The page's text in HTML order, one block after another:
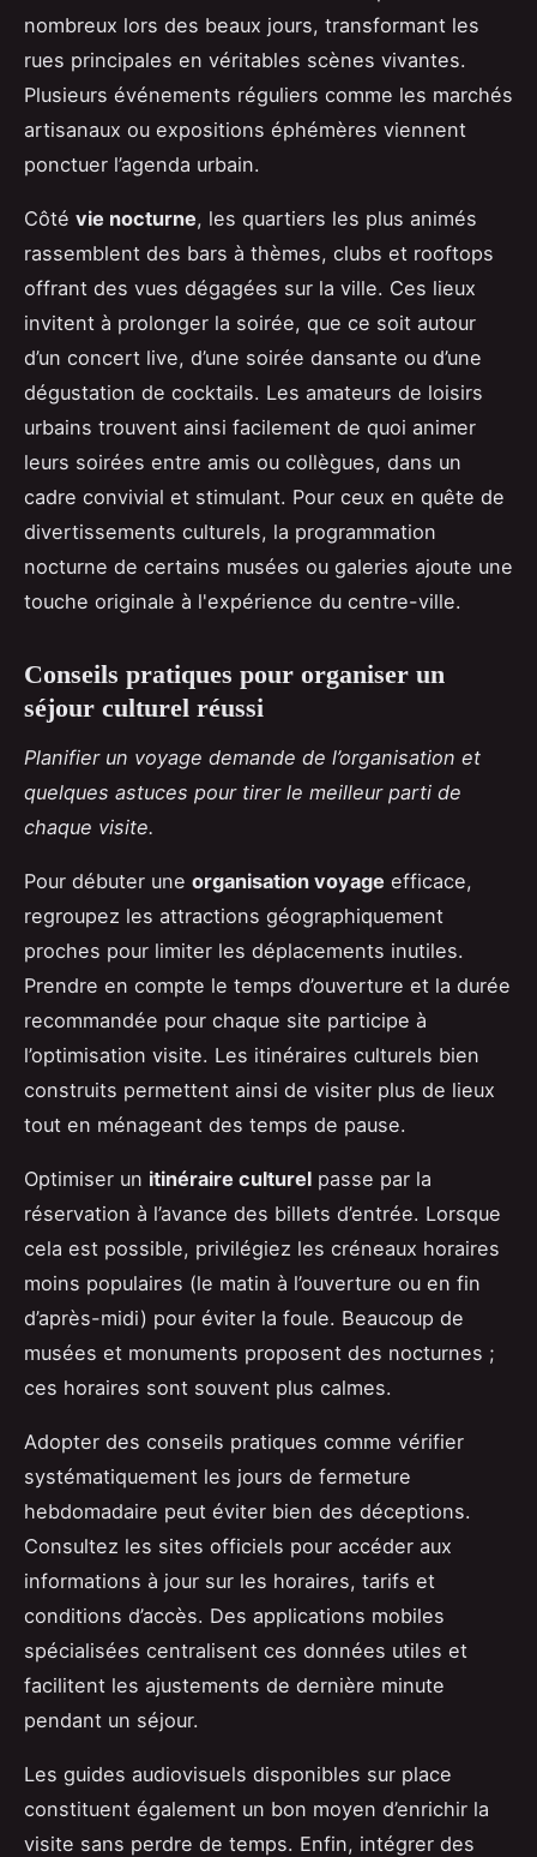
nombreux lors des beaux jours, transformant les
rues principales en véritables scènes vivantes.
Plusieurs événements réguliers comme les marchés
artisanaux ou expositions éphémères viennent
ponctuer l’agenda urbain.
Côté vie nocturne, les quartiers les plus animés
rassemblent des bars à thèmes, clubs et rooftops
offrant des vues dégagées sur la ville. Ces lieux
invitent à prolonger la soirée, que ce soit autour
d’un concert live, d’une soirée dansante ou d’une
dégustation de cocktails. Les amateurs de loisirs
urbains trouvent ainsi facilement de quoi animer
leurs soirées entre amis ou collègues, dans un
cadre convivial et stimulant. Pour ceux en quête de
divertissements culturels, la programmation
nocturne de certains musées ou galeries ajoute une
touche originale à l'expérience du centre-ville.
Conseils pratiques pour organiser un
séjour culturel réussi
Planifier un voyage demande de l’organisation et
quelques astuces pour tirer le meilleur parti de
chaque visite.
Pour débuter une organisation voyage efficace,
regroupez les attractions géographiquement
proches pour limiter les déplacements inutiles.
Prendre en compte le temps d’ouverture et la durée
recommandée pour chaque site participe à
l’optimisation visite. Les itinéraires culturels bien
construits permettent ainsi de visiter plus de lieux
tout en ménageant des temps de pause.
Optimiser un itinéraire culturel passe par la
réservation à l’avance des billets d’entrée. Lorsque
cela est possible, privilégiez les créneaux horaires
moins populaires (le matin à l’ouverture ou en fin
d’après-midi) pour éviter la foule. Beaucoup de
musées et monuments proposent des nocturnes ;
ces horaires sont souvent plus calmes.
Adopter des conseils pratiques comme vérifier
systématiquement les jours de fermeture
hebdomadaire peut éviter bien des déceptions.
Consultez les sites officiels pour accéder aux
informations à jour sur les horaires, tarifs et
conditions d’accès. Des applications mobiles
spécialisées centralisent ces données utiles et
facilitent les ajustements de dernière minute
pendant un séjour.
Les guides audiovisuels disponibles sur place
constituent également un bon moyen d’enrichir la
visite sans perdre de temps. Enfin, intégrer des